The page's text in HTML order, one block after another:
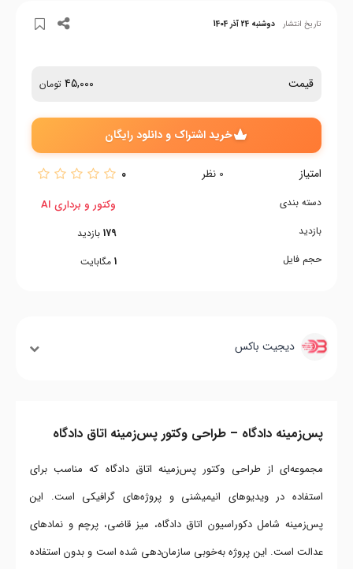
تاریخ انتشار دوشنبه 24 آذر 1404
قیمت 45,000 تومان
خرید اشتراک و دانلود رایگان
امتیاز 0 نظر 0
دسته بندی
بازدید
حجم فایل
وکتور و برداری AI
179 بازدید
1 مگابایت
دیجیت باکس
پس‌زمینه دادگاه – طراحی وکتور پس‌زمینه اتاق دادگاه
مجموعه‌ای از طراحی وکتور پس‌زمینه اتاق دادگاه که مناسب برای
استفاده در ویدیوهای انیمیشنی و پروژه‌های گرافیکی است. این
پس‌زمینه شامل دکوراسیون اتاق دادگاه، میز قاضی، پرچم و نمادهای
عدالت است. این پروژه به‌خوبی سازمان‌دهی شده است و بدون استفاده